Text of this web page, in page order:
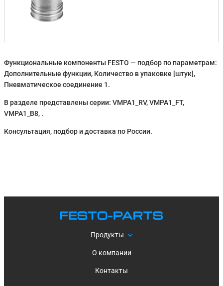
Функциональные компоненты FESTO — подбор по параметрам:
Дополнительные функции, Количество в упаковке [штук],
Пневматическое соединение 1.
В разделе представлены серии: VMPA1_RV, VMPA1_FT,
VMPA1_B8, .
Консультация, подбор и доставка по России.
Продукты
О компании
Контакты